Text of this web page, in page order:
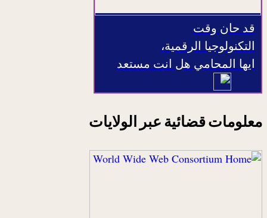
قد حان وقت
التكنولوجيا الرقمية،
ايها المحامي هل انت مستعد
معلومات قضائية عبر الولايات